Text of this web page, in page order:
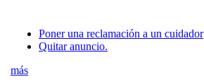
Poner una reclamación a un cuidador
Quitar anuncio.
más